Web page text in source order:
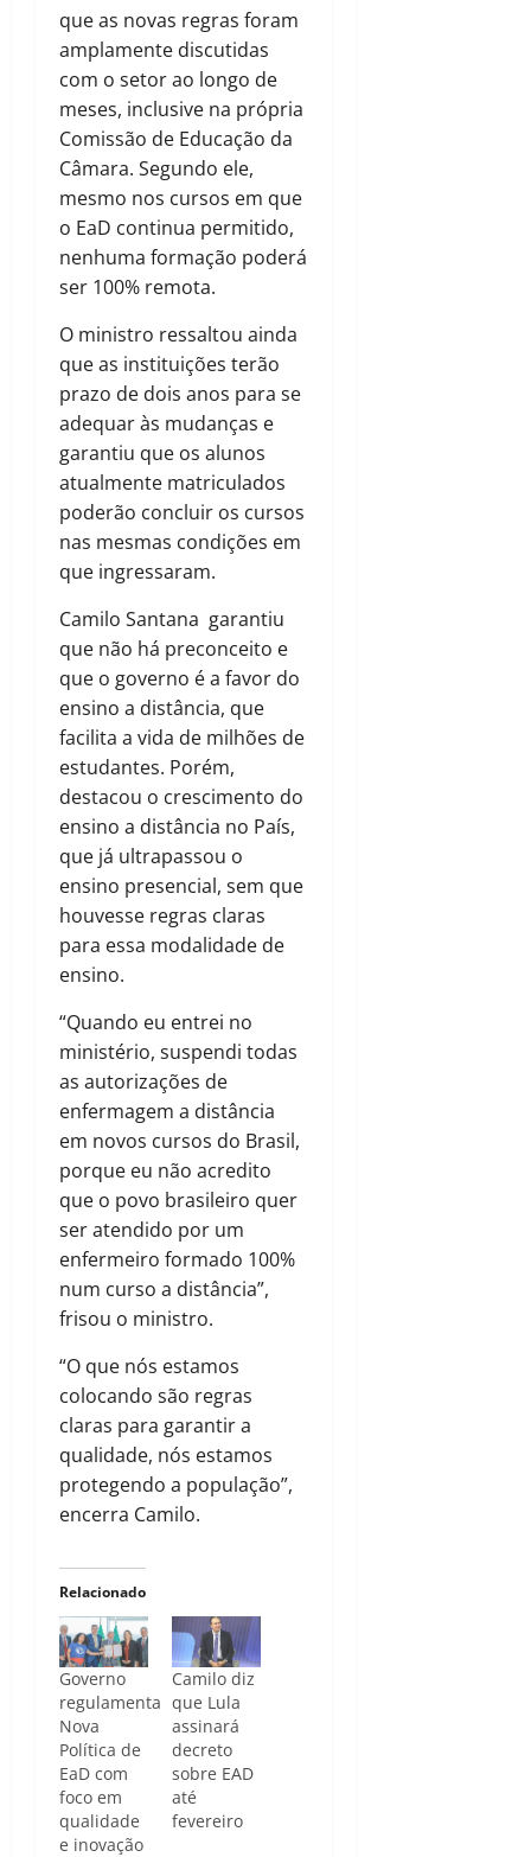
que as novas regras foram
amplamente discutidas
com o setor ao longo de
meses, inclusive na própria
Comissão de Educação da
Câmara. Segundo ele,
mesmo nos cursos em que
o EaD continua permitido,
nenhuma formação poderá
ser 100% remota.
O ministro ressaltou ainda
que as instituições terão
prazo de dois anos para se
adequar às mudanças e
garantiu que os alunos
atualmente matriculados
poderão concluir os cursos
nas mesmas condições em
que ingressaram.
Camilo Santana garantiu
que não há preconceito e
que o governo é a favor do
ensino a distância, que
facilita a vida de milhões de
estudantes. Porém,
destacou o crescimento do
ensino a distância no País,
que já ultrapassou o
ensino presencial, sem que
houvesse regras claras
para essa modalidade de
ensino.
“Quando eu entrei no
ministério, suspendi todas
as autorizações de
enfermagem a distância
em novos cursos do Brasil,
porque eu não acredito
que o povo brasileiro quer
ser atendido por um
enfermeiro formado 100%
num curso a distância”,
frisou o ministro.
“O que nós estamos
colocando são regras
claras para garantir a
qualidade, nós estamos
protegendo a população”,
encerra Camilo.
Relacionado
Governo
regulamenta
Nova
Política de
EaD com
foco em
qualidade
e inovação
Camilo diz
que Lula
assinará
decreto
sobre EAD
até
fevereiro